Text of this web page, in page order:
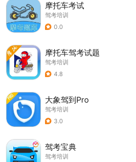
摩托车考试
驾考培训
0.0
摩托车驾考试题
驾考培训
4.8
大象驾到Pro
驾考培训
3.0
驾考宝典
驾考培训